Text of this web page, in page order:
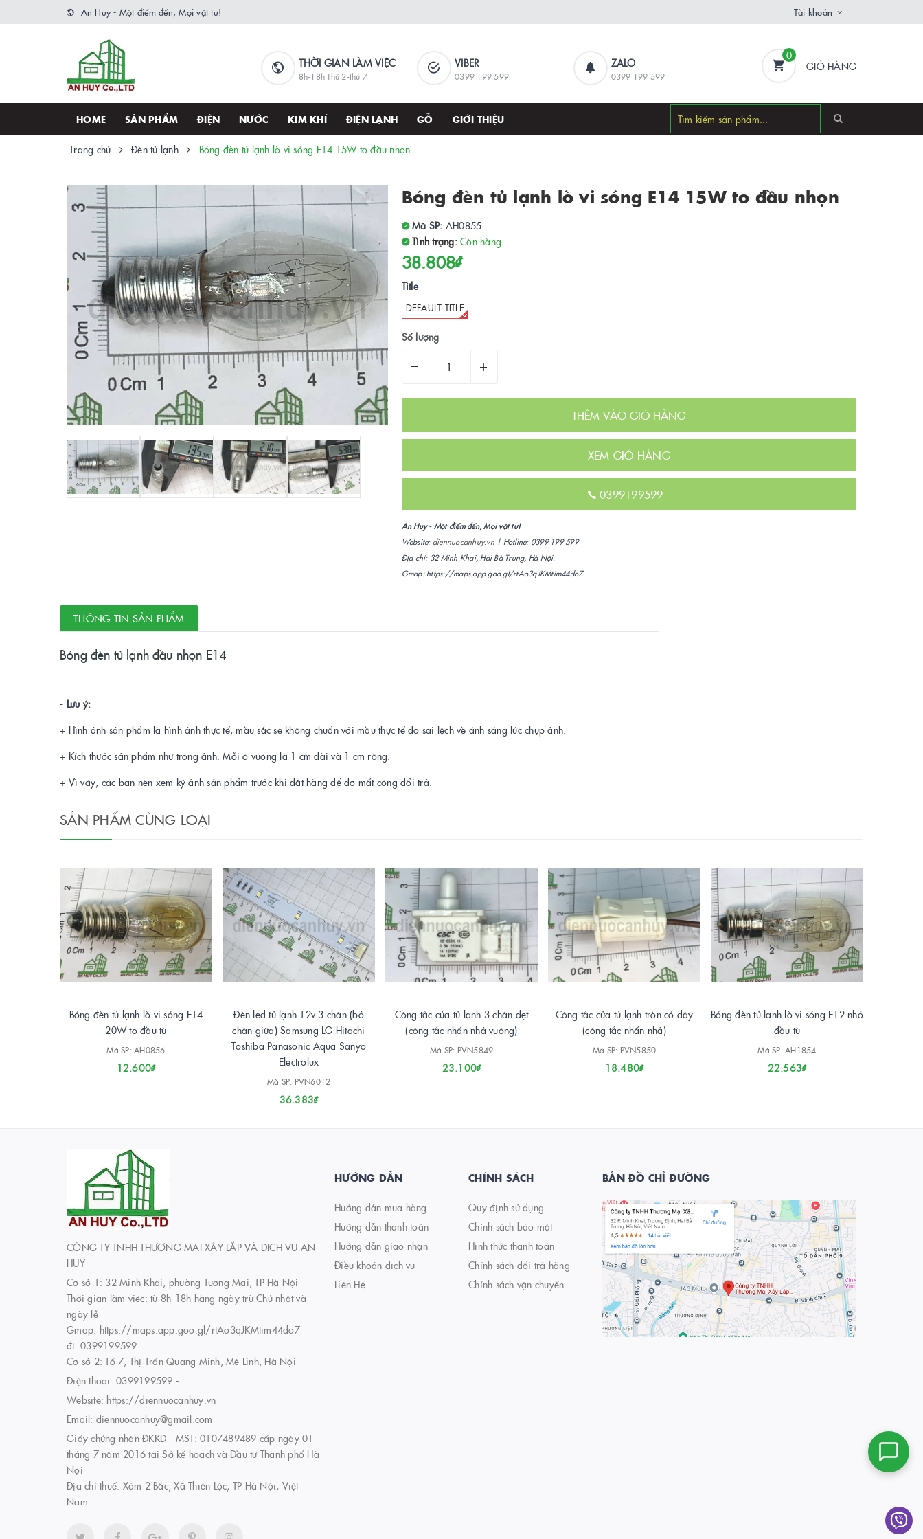
An Huy - Một điểm đến, Mọi vật tư! Tài khoản
THỜI GIAN LÀM VIỆC
8h-18h Thứ 2-thứ 7
VIBER
0399 199 599
ZALO
0399 199 599
0
GIỎ HÀNG
HOME SẢN PHẨM ĐIỆN NƯỚC KIM KHÍ ĐIỆN LẠNH GỖ GIỚI THIỆU
Trang chủ Đèn tủ lạnh Bóng đèn tủ lạnh lò vi sóng E14 15W to đầu nhọn
Bóng đèn tủ lạnh lò vi sóng E14 15W to đầu nhọn
Mã SP: AH0855
Tình trạng: Còn hàng
38.808₫
Title
DEFAULT TITLE
Số lượng
– +
THÊM VÀO GIỎ HÀNG
XEM GIỎ HÀNG
0399199599 -
An Huy - Một điểm đến, Mọi vật tư!
Website: diennuocanhuy.vn| Hotline: 0399 199 599
Địa chỉ: 32 Minh Khai, Hai Bà Trưng, Hà Nội.
Gmap: https://maps.app.goo.gl/rtAo3qJKMtim44do7
THÔNG TIN SẢN PHẨM
Bóng đèn tủ lạnh đầu nhọn E14
- Lưu ý:
+ Hình ảnh sản phẩm là hình ảnh thực tế, mầu sắc sẽ không chuẩn với mầu thực tế do sai lệch về ánh sáng lúc chụp ảnh.
+ Kích thước sản phẩm như trong ảnh. Mỗi ô vuông là 1 cm dài và 1 cm rộng.
+ Vì vậy, các bạn nên xem kỹ ảnh sản phẩm trước khi đặt hàng để đỡ mất công đổi trả.
SẢN PHẨM CÙNG LOẠI
Bóng đèn tủ lạnh lò vi sóng E14
20W to đầu tù
Mã SP: AH0856
12.600₫
Đèn led tủ lạnh 12v 3 chân (bỏ
chân giữa) Samsung LG Hitachi
Toshiba Panasonic Aqua Sanyo
Electrolux
Mã SP: PVN6012
36.383₫
Công tắc cửa tủ lạnh 3 chân dẹt
(công tắc nhấn nhả vuông)
Mã SP: PVN5849
23.100₫
Công tắc cửa tủ lạnh tròn có dây
(công tắc nhấn nhả)
Mã SP: PVN5850
18.480₫
Bóng đèn tủ lạnh lò vi sóng E12 nhỏ
đầu tù
Mã SP: AH1854
22.563₫
CÔNG TY TNHH THƯƠNG MẠI XÂY LẮP VÀ DỊCH VỤ AN
HUY
Cơ sở 1: 32 Minh Khai, phường Tương Mai, TP Hà Nội
Thời gian làm việc: từ 8h-18h hàng ngày trừ Chủ nhật và
ngày lễ
Gmap: https://maps.app.goo.gl/rtAo3qJKMtim44do7
đt: 0399199599
Cơ sở 2: Tổ 7, Thị Trấn Quang Minh, Mê Linh, Hà Nội
Điện thoại: 0399199599 -
Website: https://diennuocanhuy.vn
Email: diennuocanhuy@gmail.com
Giấy chứng nhận ĐKKD - MST: 0107489489 cấp ngày 01
tháng 7 năm 2016 tại Sở kế hoạch và Đầu tư Thành phố Hà
Nội
Địa chỉ thuế: Xóm 2 Bắc, Xã Thiên Lộc, TP Hà Nội, Việt
Nam
HƯỚNG DẪN
Hướng dẫn mua hàng
Hướng dẫn thanh toán
Hướng dẫn giao nhận
Điều khoản dịch vụ
Liên Hệ
CHÍNH SÁCH
Quy định sử dụng
Chính sách bảo mật
Hình thức thanh toán
Chính sách đổi trả hàng
Chính sách vận chuyển
BẢN ĐỒ CHỈ ĐƯỜNG